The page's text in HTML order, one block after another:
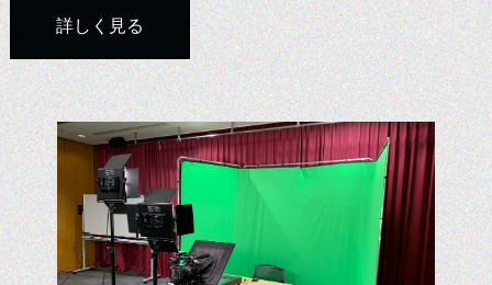
詳しく見る